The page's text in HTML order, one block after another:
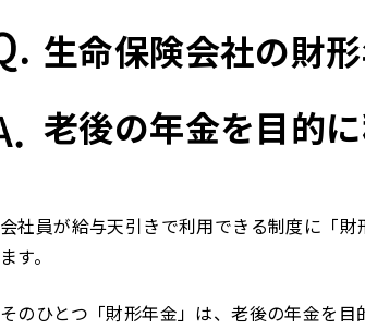
生命保険会社の財
老後の年金を目的
会社員が給与天引きで利用できる制度に「
ます。
そのひとつ「財形年金」は、老後の年金を